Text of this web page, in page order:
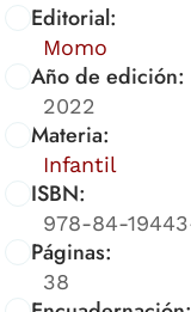
Editorial:
Momo
Año de edición:
2022
Materia:
Infantil
ISBN:
978-84-
Páginas:
38